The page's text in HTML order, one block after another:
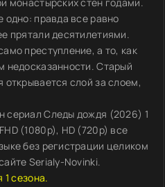
одно: правда все равно
прятали десятилетиями.
преступление, а то, как
недосказанности. Старый
открывается слой за слоем,
сериал Следы дождя (2026) 1
(1080p), HD (720p) все
без регистрации целиком
Serialy-Novinki.
сезона.